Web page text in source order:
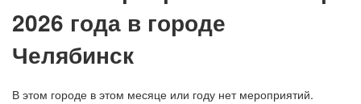
2026 года в городе
Челябинск
В этом городе в этом месяце или году нет мероприятий.